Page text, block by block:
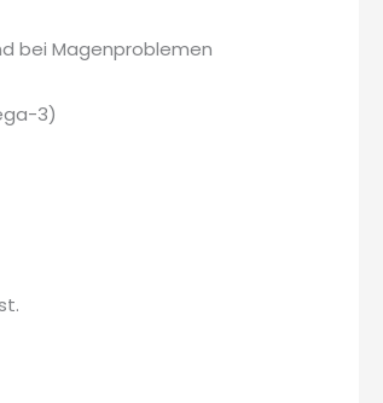
bei Magenproblemen
3)